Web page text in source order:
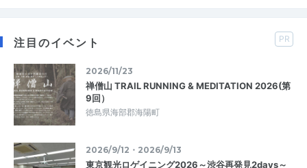
注目のイベント PR
2026/11/23
禅僧山 TRAIL RUNNING & MEDITATION 2026(第
9回）
徳島県海部郡海陽町
2026/9/12・2026/9/13
東京観光ロゲイニング2026～渋谷再発見2days～